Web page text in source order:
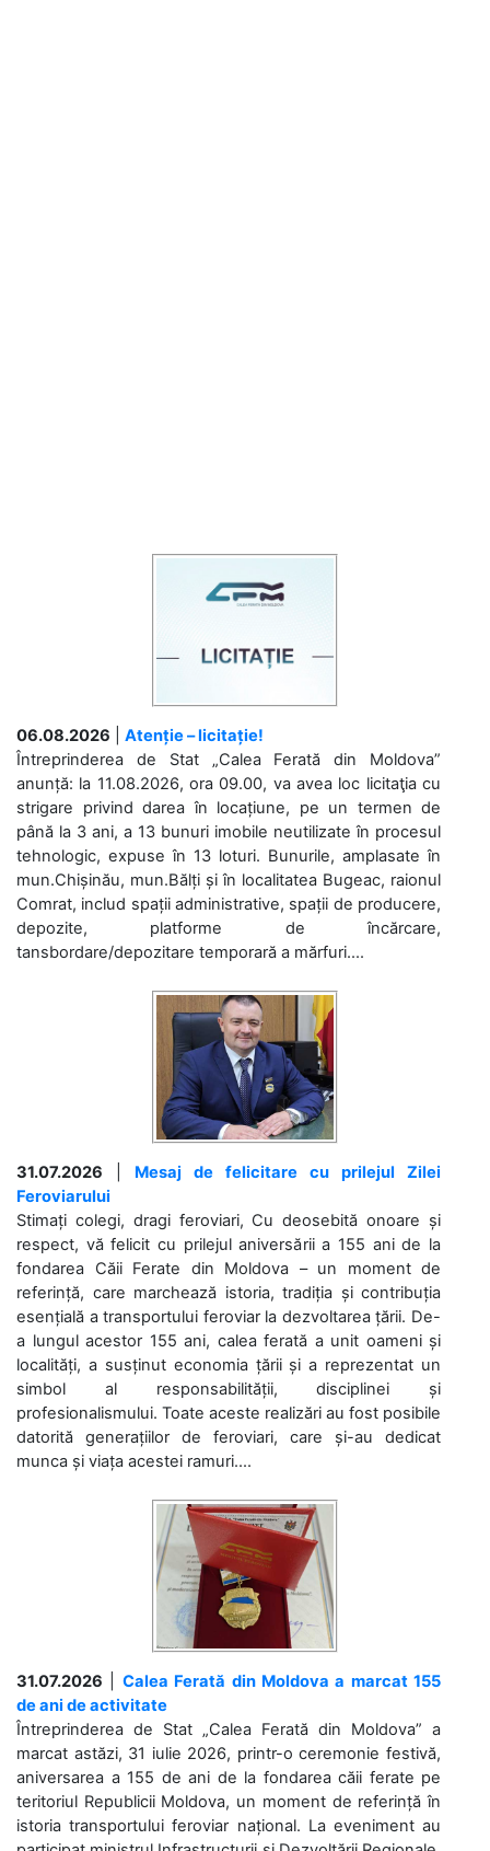
06.08.2026
Atenție – licitație!
Întreprinderea de Stat „Calea Ferată din Moldova”
anunță: la 11.08.2026, ora 09.00, va avea loc licitaţia cu
strigare privind darea în locațiune, pe un termen de
până la 3 ani, a 13 bunuri imobile neutilizate în procesul
tehnologic, expuse în 13 loturi. Bunurile, amplasate în
mun.Chișinău, mun.Bălți și în localitatea Bugeac, raionul
Comrat, includ spații administrative, spații de producere,
depozite, platforme de încărcare,
tansbordare/depozitare temporară a mărfuri....
31.07.2026
Mesaj de felicitare cu prilejul Zilei
Feroviarului
Stimați colegi, dragi feroviari, Cu deosebită onoare și
respect, vă felicit cu prilejul aniversării a 155 ani de la
fondarea Căii Ferate din Moldova – un moment de
referință, care marchează istoria, tradiția și contribuția
esențială a transportului feroviar la dezvoltarea țării. De-
a lungul acestor 155 ani, calea ferată a unit oameni și
localități, a susținut economia țării și a reprezentat un
simbol al responsabilității, disciplinei și
profesionalismului. Toate aceste realizări au fost posibile
datorită generațiilor de feroviari, care și-au dedicat
munca și viața acestei ramuri....
31.07.2026
Calea Ferată din Moldova a marcat 155
de ani de activitate
Întreprinderea de Stat „Calea Ferată din Moldova” a
marcat astăzi, 31 iulie 2026, printr-o ceremonie festivă,
aniversarea a 155 de ani de la fondarea căii ferate pe
teritoriul Republicii Moldova, un moment de referință în
istoria transportului feroviar național. La eveniment au